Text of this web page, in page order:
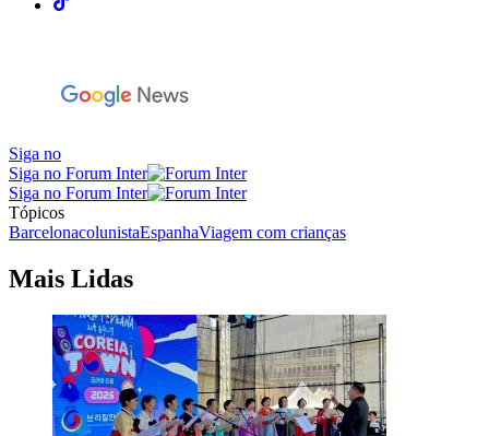
Siga no
Siga no Forum Inter
Siga no Forum Inter
Tópicos
BarcelonacolunistaEspanhaViagem com crianças
Mais Lidas